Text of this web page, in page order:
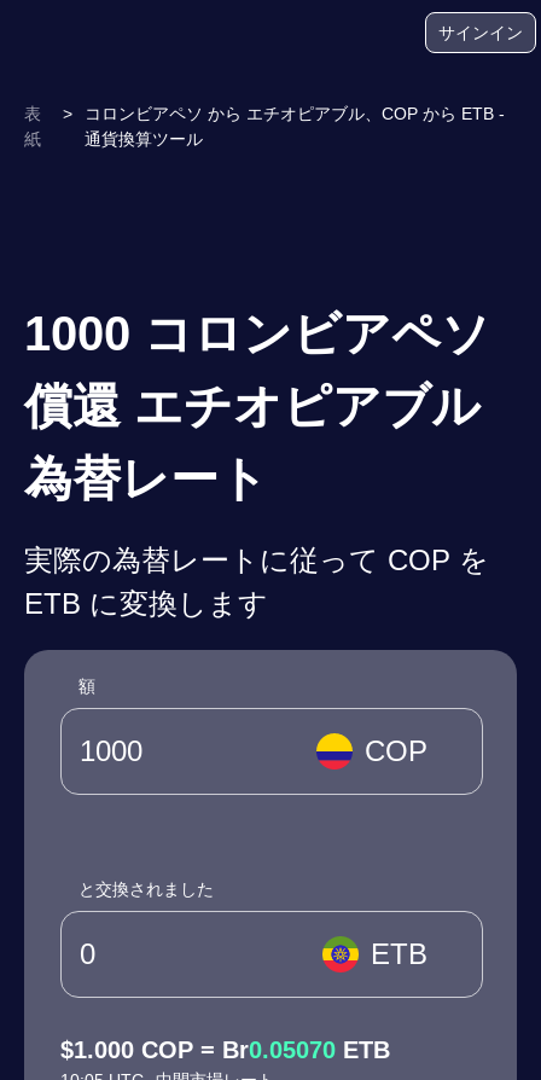
サインイン
表
紙
>
コロンビアペソ から エチオピアブル、COP から ETB -
通貨換算ツール
1000 コロンビアペソ
償還 エチオピアブル
為替レート
実際の為替レートに従って COP を
ETB に変換します
額
COP
と交換されました
ETB
$1.000 COP = Br0.05070 ETB